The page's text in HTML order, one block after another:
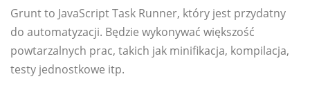
Grunt to JavaScript Task Runner, który jest przydatny
do automatyzacji. Będzie wykonywać większość
powtarzalnych prac, takich jak minifikacja, kompilacja,
testy jednostkowe itp.